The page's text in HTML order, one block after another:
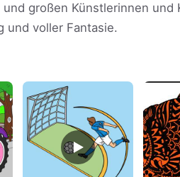
großen Künstlerinnen und
und voller Fantasie.